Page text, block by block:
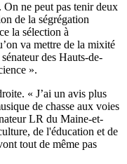
On ne peut pas tenir deux
de la ségrégation
la sélection à
va mettre de la mixité
des Hauts-de-
».
« J’ai un avis plus
de chasse aux voies
LR du Maine-et-
de l'éducation et de
tout de même pas